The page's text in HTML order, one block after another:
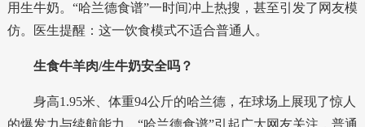
用生牛奶。 “哈兰德食谱”一时间冲上热搜，甚至引发了网友模
仿。医生提醒：这一饮食模式不适合普通人。
生食牛羊肉/生牛奶安全吗？
身高1.95米、体重94公斤的哈兰德，在球场上展现了惊人
的爆发力与续航能力。“哈兰德食谱”引起广大网友关注，普通